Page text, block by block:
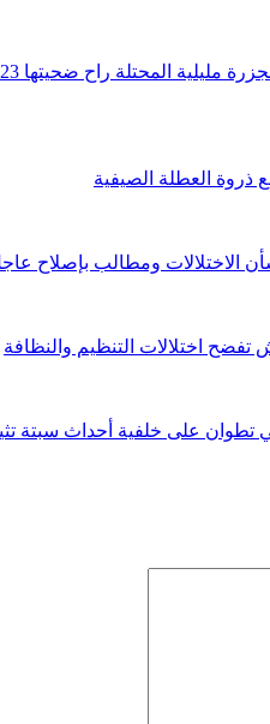
راح ضحيتها 23 مهاجرا إفريقيا
ذروة العطلة الصيفية
الاختلالات ومطالب بإصلاح
اختلالات التنظيم والنظافة
على خلفية أحداث سبتة